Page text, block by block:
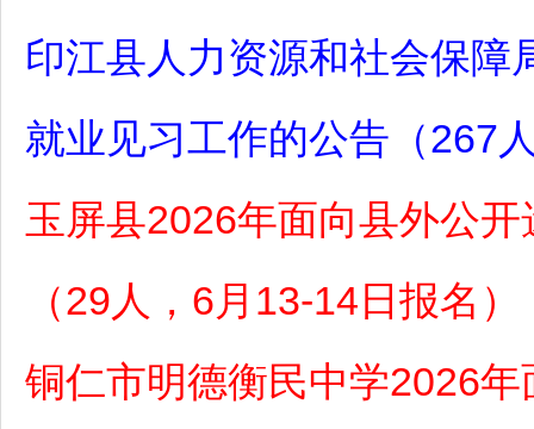
印江县人力资源和社会保障
就业见习工作的公告（267
玉屏县2026年面向县外公
（29人，6月13-14日报名）
铜仁市明德衡民中学2026